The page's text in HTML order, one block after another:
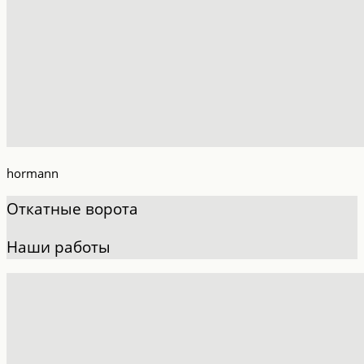
hormann
Откатные ворота
Наши работы